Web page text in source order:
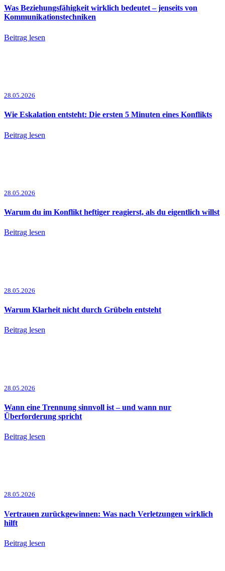
Was Beziehungsfähigkeit wirklich bedeutet – jenseits von
Kommunikationstechniken
Beitrag lesen
28.05.2026
Wie Eskalation entsteht: Die ersten 5 Minuten eines Konflikts
Beitrag lesen
28.05.2026
Warum du im Konflikt heftiger reagierst, als du eigentlich willst
Beitrag lesen
28.05.2026
Warum Klarheit nicht durch Grübeln entsteht
Beitrag lesen
28.05.2026
Wann eine Trennung sinnvoll ist – und wann nur
Überforderung spricht
Beitrag lesen
28.05.2026
Vertrauen zurückgewinnen: Was nach Verletzungen wirklich
hilft
Beitrag lesen